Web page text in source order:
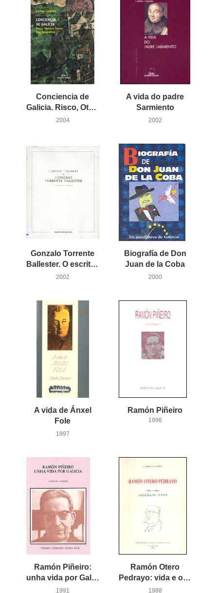
Conciencia de
Galicia. Risco, Otero e Curros. Tres biografías
2004
A vida do padre
Sarmiento
2002
Gonzalo Torrente
Ballester. O escritor, o amigo
2002
Biografía de Don
Juan de la Coba
2000
A vida de Ánxel
Fole
1997
Ramón Piñeiro
1996
Ramón Piñeiro:
unha vida por Galicia
1991
Ramón Otero
Pedrayo: vida e obra: escolma de textos
1988